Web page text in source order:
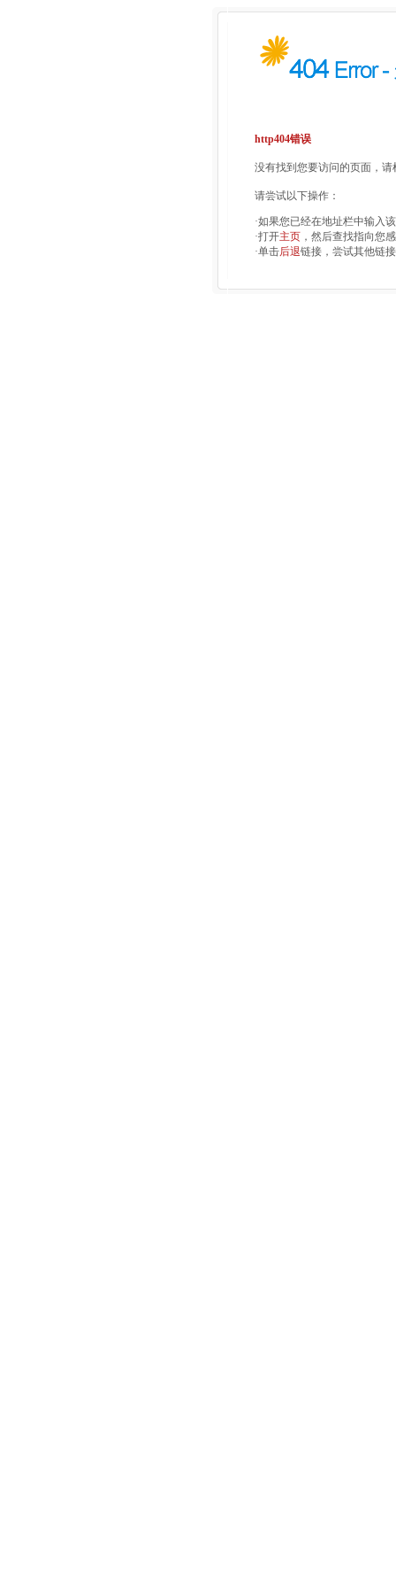
http404错误
没有找到您要访问的页面，
请尝试以下操作：
·如果您已经在地址栏中输入
·打开主页 ，然后查找指向您
·单击后退链接，尝试其他链